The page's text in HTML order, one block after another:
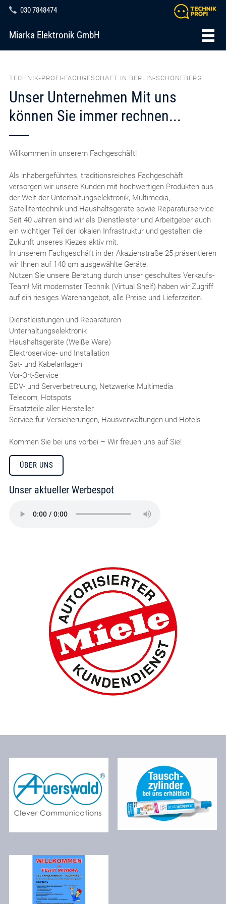
030 7848474
Miarka Elektronik GmbH
TECHNIK-PROFI-FACHGESCHÄFT IN BERLIN-SCHÖNEBERG
Unser Unternehmen Mit uns
können Sie immer rechnen...
Willkommen in unserem Fachgeschäft!
Als inhabergeführtes, traditionsreiches Fachgeschäft
versorgen wir unsere Kunden mit hochwertigen Produkten aus
der Welt der Unterhaltungselektronik, Multimedia,
Satellitentechnik und Haushaltsgeräte sowie Reparaturservice
Seit 40 Jahren sind wir als Dienstleister und Arbeitgeber auch
ein wichtiger Teil der lokalen Infrastruktur und gestalten die
Zukunft unseres Kiezes aktiv mit.
In unserem Fachgeschäft in der Akazienstraße 25 präsentieren
wir Ihnen auf 140 qm ausgewählte Geräte.
Nutzen Sie unsere Beratung durch unser geschultes Verkaufs-
Team! Mit modernster Technik (Virtual Shelf) haben wir Zugriff
auf ein riesiges Warenangebot, alle Preise und Lieferzeiten.
Dienstleistungen und Reparaturen
Unterhaltungselektronik
Haushaltsgeräte (Weiße Ware)
Elektroservice- und Installation
Sat- und Kabelanlagen
Vor-Ort-Service
EDV- und Serverbetreuung, Netzwerke Multimedia
Telecom, Hotspots
Ersatzteile aller Hersteller
Service für Versicherungen, Hausverwaltungen und Hotels
Kommen Sie bei uns vorbei – Wir freuen uns auf Sie!
ÜBER UNS
Unser aktueller Werbespot